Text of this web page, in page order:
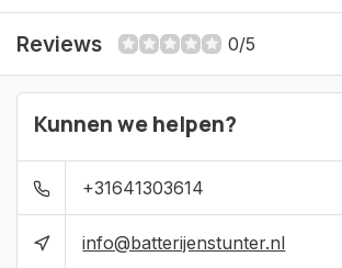
Reviews 0/5
Kunnen we helpen?
+31641303614
info@batterijenstunter.nl